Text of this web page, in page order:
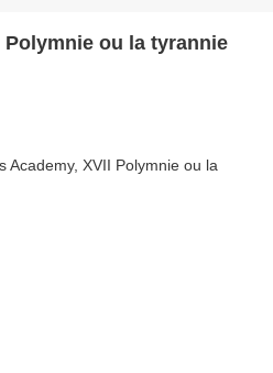
Polymnie ou la tyrannie